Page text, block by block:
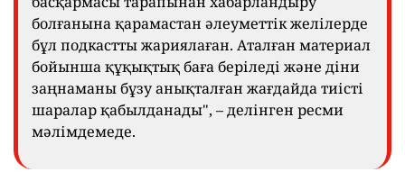
болғанына қарамастан әлеуметтік желілерде
бұл подкастты жариялаған. Аталған материал
бойынша құқықтық баға беріледі және діни
заңнаманы бұзу анықталған жағдайда тиісті
шаралар қабылданады", – делінген ресми
мәлімдемеде.